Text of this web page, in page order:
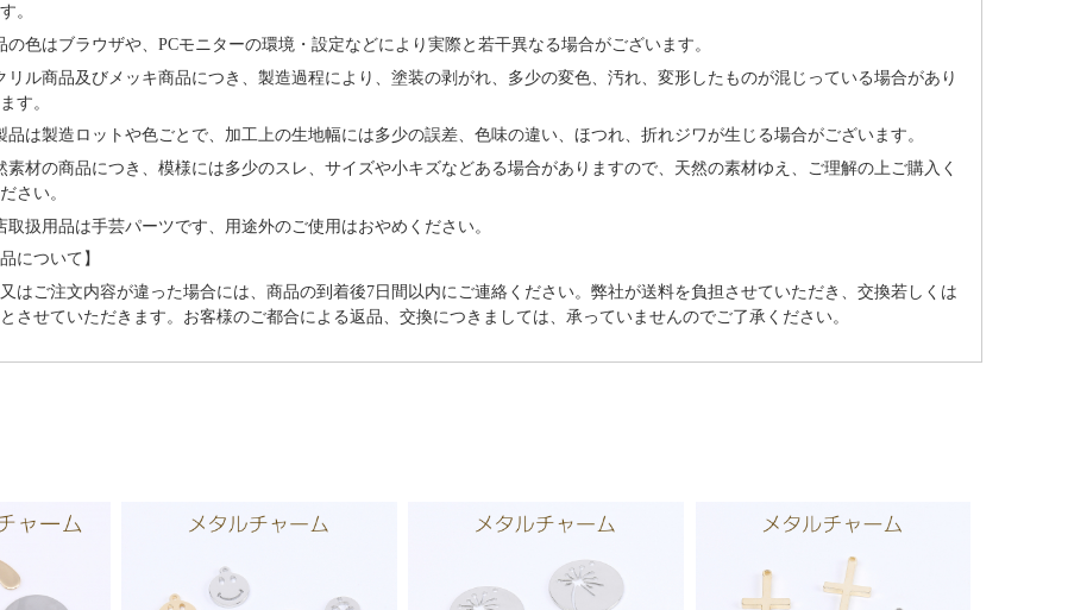
す。
の⾊はブラウザや、PCモニターの環境・設定などにより実際と若⼲異なる場合がございます。
リル商品及びメッキ商品につき、製造過程により、塗装の剥がれ、多少の変色、汚れ、変形したものが混じっている場合があり
ます。
品は製造ロットや色ごとで、加工上の生地幅には多少の誤差、色味の違い、ほつれ、折れジワが生じる場合がございます。
素材の商品につき、模様には多少のスレ、サイズや小キズなどある場合がありますので、天然の素材ゆえ、ご理解の上ご購入く
ださい。
取扱用品は⼿芸パーツです、⽤途外のご使⽤はおやめください。
品について】
はご注文内容が違った場合には、商品の到着後7日間以内にご連絡ください。弊社が送料を負担させていただき、交換若しくは
させていただきます。お客様のご都合による返品、交換につきましては、承っていませんのでご了承ください。